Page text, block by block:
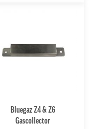
Bluegaz Z4 & Z6
Gascollector